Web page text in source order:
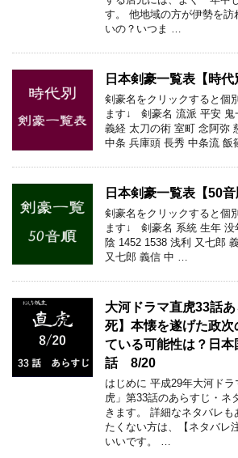
す。 他地域の方が伊勢を訪
いの？いつま …
日本剣豪一覧表【時代
剣豪名をクリックすると個
ます↓ 剣豪名 流派 平安 鬼
義経 太刀の術 室町 念阿弥
中条 兵庫頭 長秀 中条流
日本剣豪一覧表【50音
剣豪名をクリックすると個
ます↓ 剣豪名 系統 生年 没
陰 1452 1538 浅利 又七郎
又七郎 義信 中 …
大河ドラマ直虎33話
死】本懐を遂げた政次
ている可能性は？日
話 8/20
はじめに 平成29年大河ド
虎」第33話のあらすじ・ネ
きます。 詳細なネタバレも
たくない方は、【ネタバレ
いいです。 …